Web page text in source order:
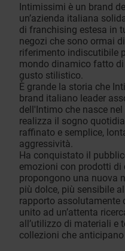
Intimissimi è un brand
un’azienda italiana
di franchising estesa in
negozi che sono ormai
riferimento indiscutibile
mondo dinamico fatto
gusto stilistico.
È grande la storia che
brand italiano leader
dell'Intimo che nasce
realizza il sogno
raffinato e semplice,
aggressività.
Ha conquistato il
emozioni con prodotti di
propongono una nuova
più dolce, più sensibile
rapporto assolutamente
unito ad un’attenta
all’utilizzo di materiali e
collezioni che anticipano